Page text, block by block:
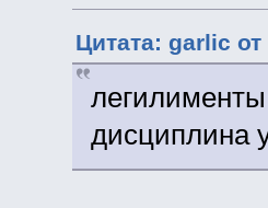
Цитата: garlic
дисциплина